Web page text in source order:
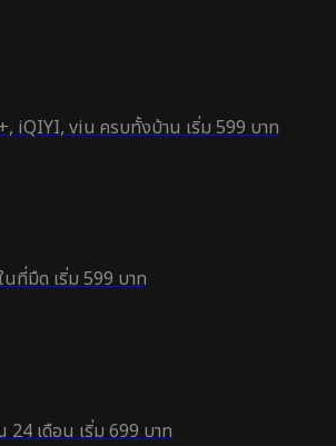
iQIYI, viu ครบทั้งบ้าน เริ่ม 599 บาท
ที่มืด เริ่ม 599 บาท
เดือน เริ่ม 699 บาท